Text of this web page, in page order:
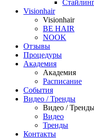
Visionhair
Visionhair
BE HAIR
NOOK
Отзывы
Процедуры
Академия
Академия
Расписание
События
Видео / Тренды
Видео /
Видео
Тренды
Контакты